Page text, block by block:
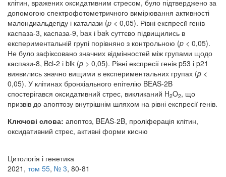
клітин, вражених оксидативним стресом, було підтверджено за
допомогою спектрофотометричного вимірювання активності
малондиальдегіду і каталази (p < 0,05). Рівні експресії генів
каспаза-3, каспаза-9, bax і bak суттєво підвищились в
експериментальній групі порівняно з контрольною (p < 0,05).
Не було зафіксовано значних відмінностей між групами щодо
каспази-8, Bcl-2 і bik (p > 0,05). Рівні експресії генів p53 і p21
виявились значно вищими в експериментальних групах (p <
0,05). У клітинах бронхіального епітелію BEAS-2B
спостерігався оксидативний стрес, викликаний H2O2, що
призвів до апоптозу внутрішнім шляхом на рівні експресії генів.
Ключові слова: апоптоз, BEAS-2B, проліферація клітин,
оксидативний стрес, активні форми кисню
Цитологія і генетика
2021, том 55, № 3, 80-81